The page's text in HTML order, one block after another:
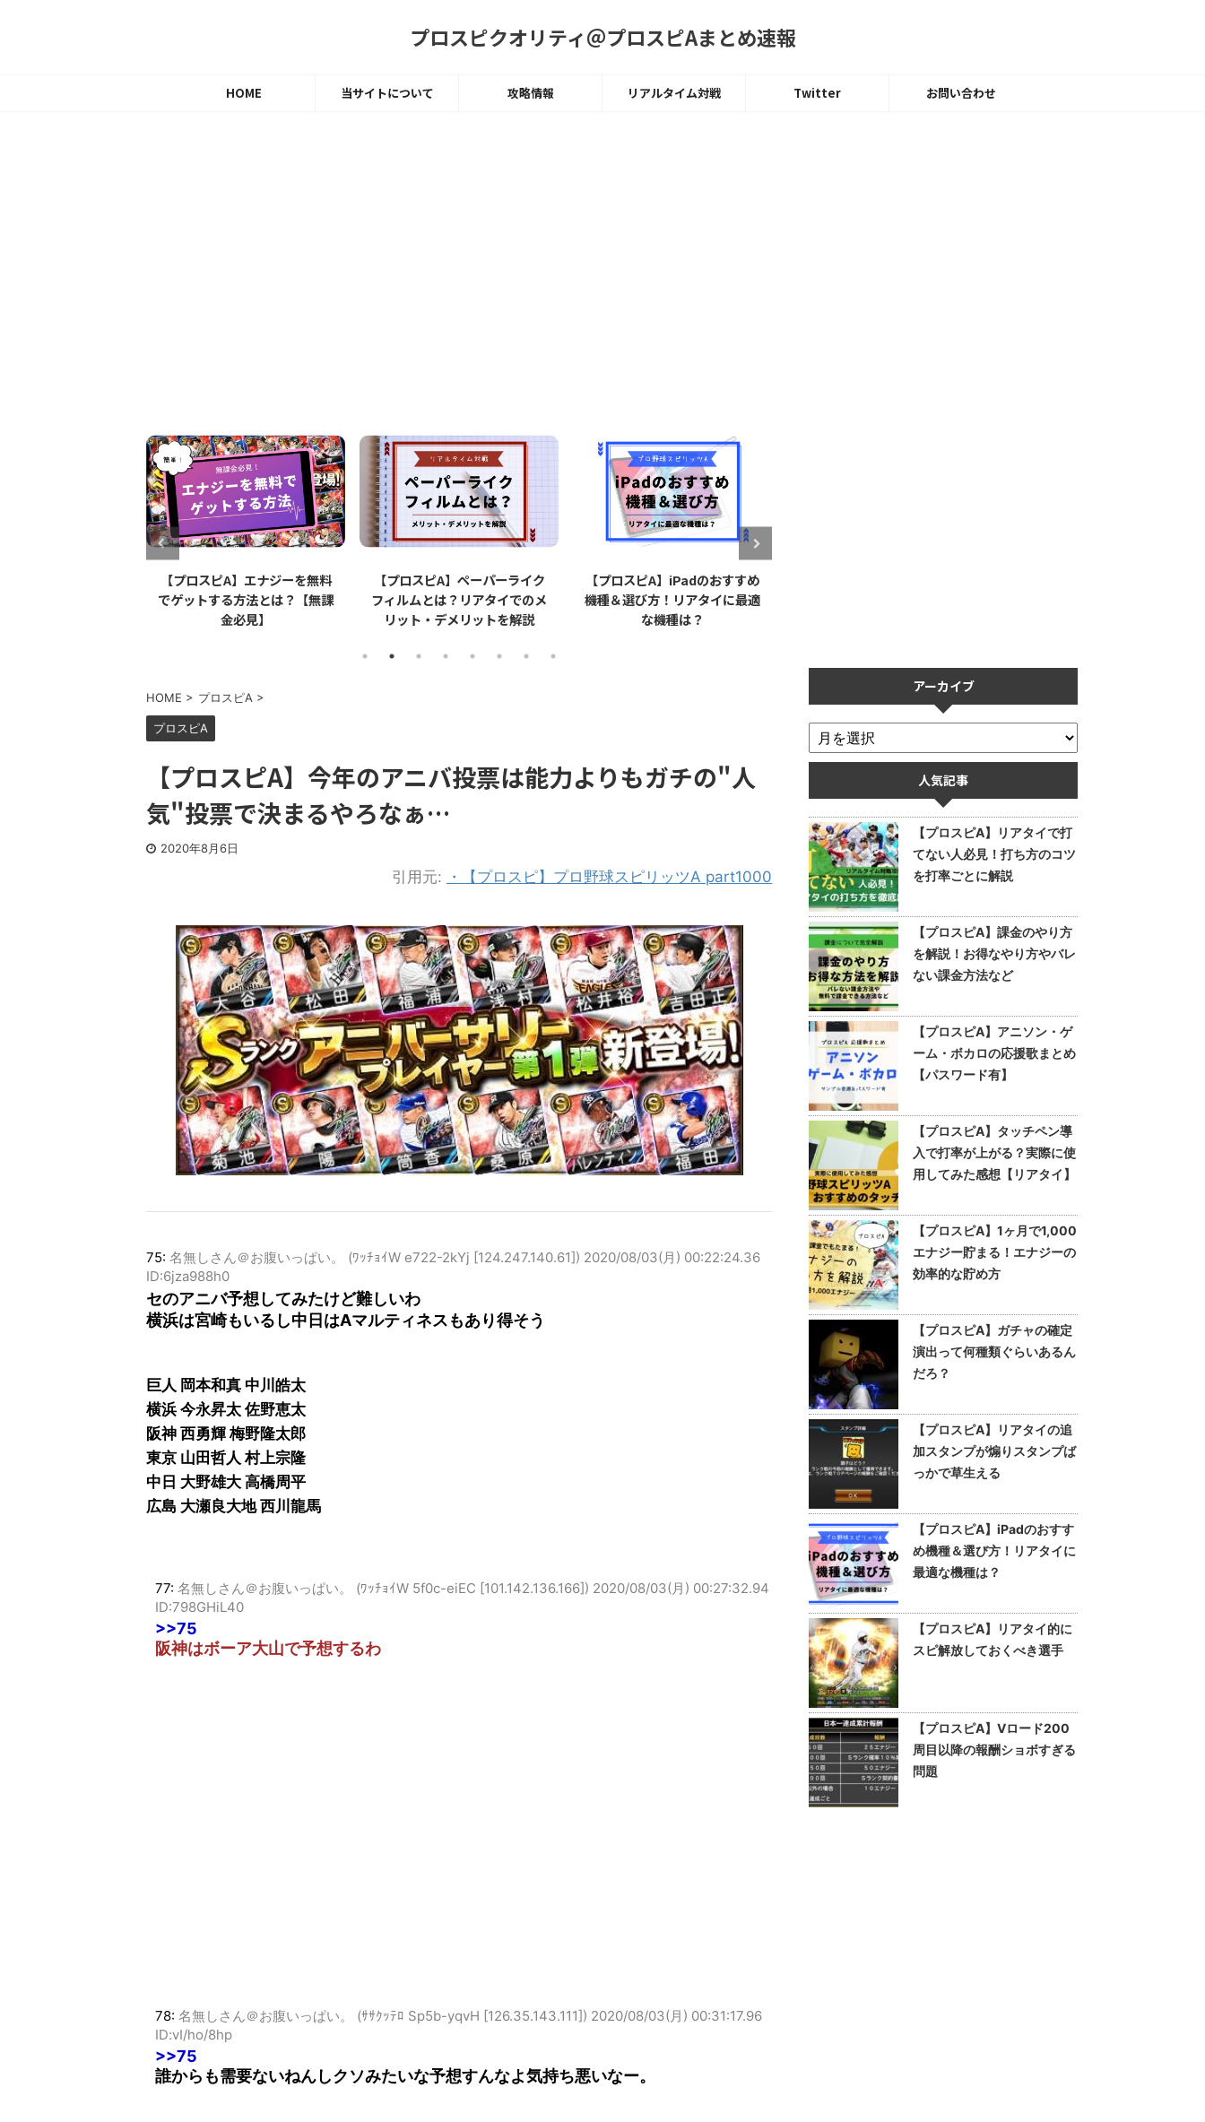
プロスピクオリティ＠プロスピAまとめ速報
HOME 当サイトについて 攻略情報 リアルタイム対戦 Twitter お問い合わせ
【プロスピA】ペーパーライク
フィルムとは？リアタイでのメ
リット・デメリットを解説
【プロスピA】iPadのおすすめ
機種＆選び方！リアタイに最適
な機種は？
【プロスピA】タッチペン導入
で打率が上がる？実際に使用し
てみた感想【リアタイ】
HOME > プロスピA >
プロスピA
【プロスピA】今年のアニバ投票は能力よりもガチの"人
気"投票で決まるやろなぁ…
2020年8月6日
引用元: ・【プロスピ】プロ野球スピリッツA part1000
75: 名無しさん＠お腹いっぱい。 (ﾜｯﾁｮｲW e722-2kYj [124.247.140.61]) 2020/08/03(月) 00:22:24.36
ID:6jza988h0
セのアニバ予想してみたけど難しいわ
横浜は宮崎もいるし中日はAマルティネスもあり得そう
巨人 岡本和真 中川皓太
横浜 今永昇太 佐野恵太
阪神 西勇輝 梅野隆太郎
東京 山田哲人 村上宗隆
中日 大野雄大 高橋周平
広島 大瀬良大地 西川龍馬
77: 名無しさん＠お腹いっぱい。 (ﾜｯﾁｮｲW 5f0c-eiEC [101.142.136.166]) 2020/08/03(月) 00:27:32.94
ID:798GHiL40
>>75
阪神はボーア大山で予想するわ
78: 名無しさん＠お腹いっぱい。 (ｻｻｸｯﾃﾛ Sp5b-yqvH [126.35.143.111]) 2020/08/03(月) 00:31:17.96
ID:vI/ho/8hp
>>75
誰からも需要ないねんしクソみたいな予想すんなよ気持ち悪いなー。
アーカイブ
人気記事
【プロスピA】リアタイで打
てない人必見！打ち方のコツ
を打率ごとに解説
【プロスピA】課金のやり方
を解説！お得なやり方やバレ
ない課金方法など
【プロスピA】アニソン・ゲ
ーム・ボカロの応援歌まとめ
【パスワード有】
【プロスピA】タッチペン導
入で打率が上がる？実際に使
用してみた感想【リアタイ】
【プロスピA】1ヶ月で1,000
エナジー貯まる！エナジーの
効率的な貯め方
【プロスピA】ガチャの確定
演出って何種類ぐらいあるん
だろ？
【プロスピA】リアタイの追
加スタンプが煽りスタンプば
っかで草生える
【プロスピA】iPadのおすす
め機種＆選び方！リアタイに
最適な機種は？
【プロスピA】リアタイ的に
スピ解放しておくべき選手
【プロスピA】Vロード200
周目以降の報酬ショボすぎる
問題